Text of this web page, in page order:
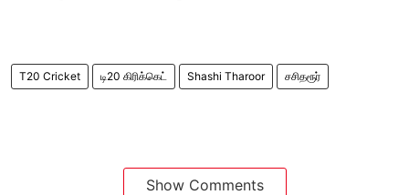
T20 Cricket டி20 கிரிக்கெட் Shashi Tharoor சசிதரூர்
Show Comments